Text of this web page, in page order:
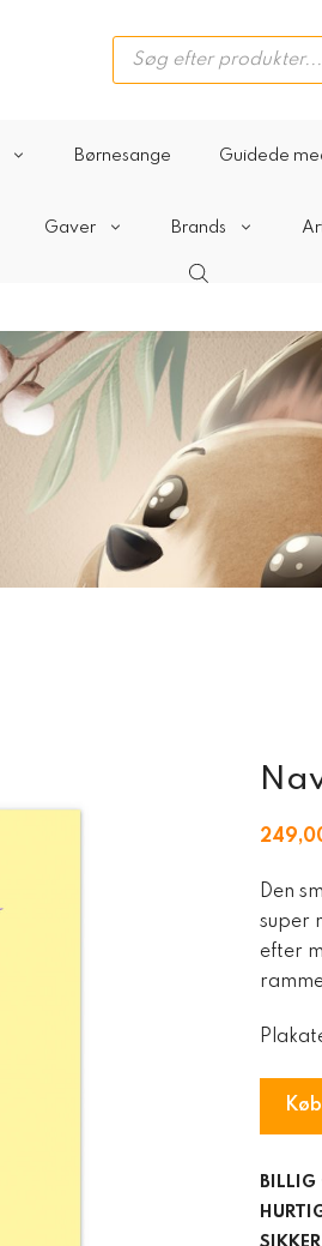
Products
search
Børnesange Guidede
Gaver Brands
Den
super
efter